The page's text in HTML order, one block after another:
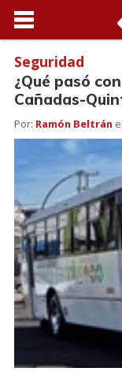
Seguridad
¿Qué pasó
Cañadas-
Por: Ramón Beltrán el